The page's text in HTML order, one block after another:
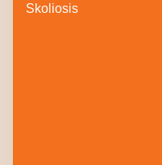
Skoliosis